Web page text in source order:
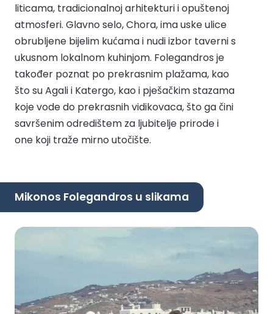
liticama, tradicionalnoj arhitekturi i opuštenoj
atmosferi. Glavno selo, Chora, ima uske ulice
obrubljene bijelim kućama i nudi izbor taverni s
ukusnom lokalnom kuhinjom. Folegandros je
također poznat po prekrasnim plažama, kao
što su Agali i Katergo, kao i pješačkim stazama
koje vode do prekrasnih vidikovaca, što ga čini
savršenim odredištem za ljubitelje prirode i
one koji traže mirno utočište.
Mikonos Folegandros u slikama